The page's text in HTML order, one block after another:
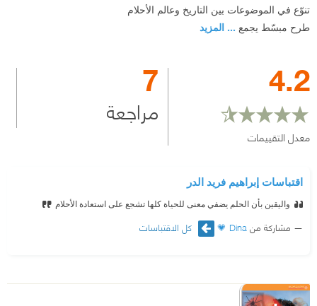
تنوّع في الموضوعات بين التاريخ وعالم الأحلام
طرح مبسّط يجمع ... المزيد
4.2
معدل التقييمات
7
مراجعة
اقتباسات إبراهيم فريد الدر
واليقين بأن الحلم يضفي معنى للحياة كلها تشجع على استعادة الأحلام
مشاركة منDina 💗 كل الاقتباسات